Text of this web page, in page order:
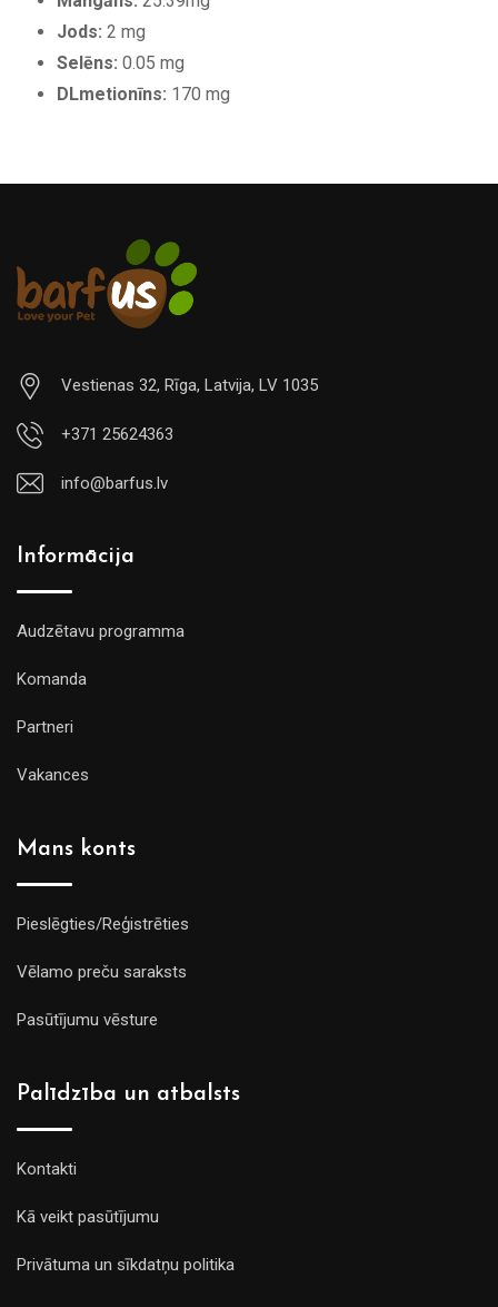
Jods: 2 mg
Selēns: 0.05 mg
DLmetionīns: 170 mg
Vestienas 32, Rīga, Latvija, LV 1035
+371 25624363
info@barfus.lv
Informācija
Audzētavu programma
Komanda
Partneri
Vakances
Mans konts
Pieslēgties/Reģistrēties
Vēlamo preču saraksts
Pasūtījumu vēsture
Palīdzība un atbalsts
Kontakti
Kā veikt pasūtījumu
Privātuma un sīkdatņu politika